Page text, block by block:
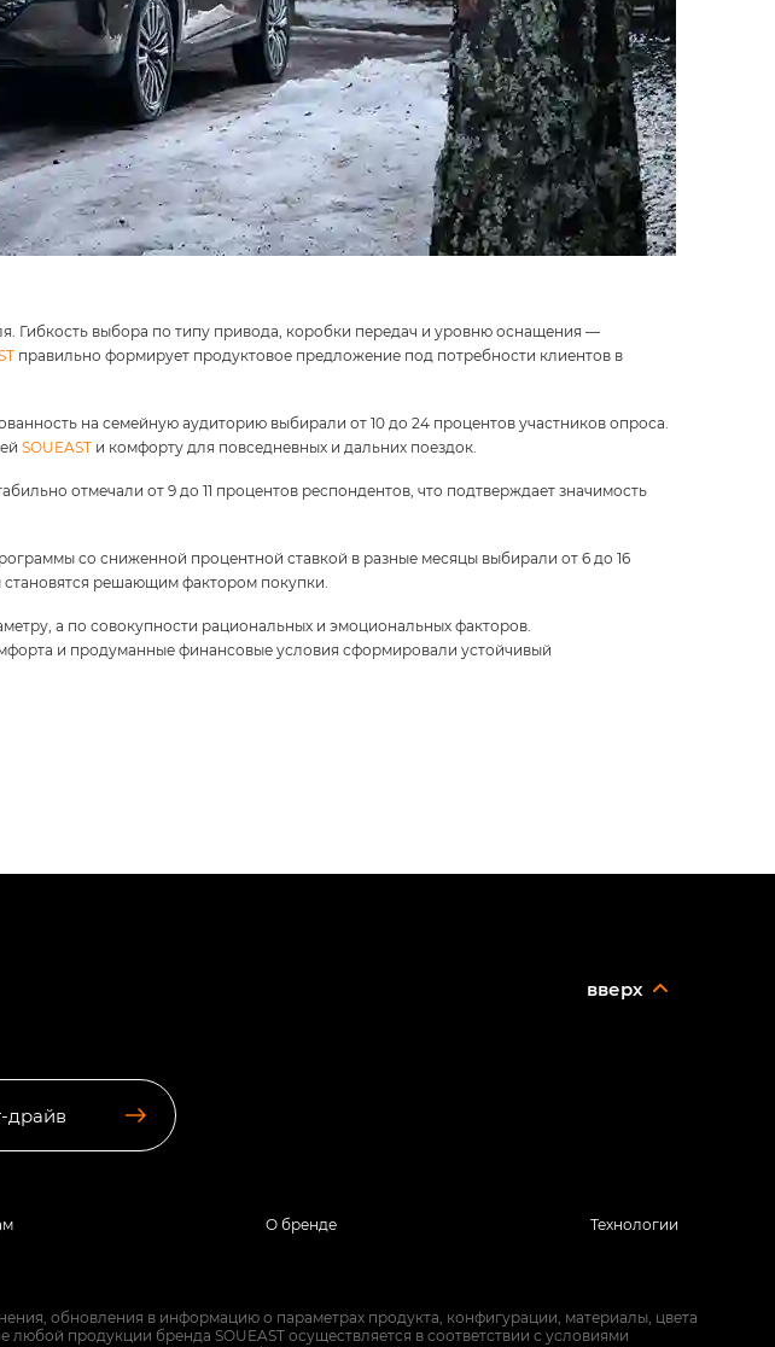
Гибкость выбора по типу привода, коробки передач и уровню оснащения —
правильно формирует продуктовое предложение под потребности клиентов в
на семейную аудиторию выбирали от 10 до 24 процентов участников опроса.
SOUEAST и комфорту для повседневных и дальних поездок.
отмечали от 9 до 11 процентов респондентов, что подтверждает значимость
со сниженной процентной ставкой в разные месяцы выбирали от 6 до 16
решающим фактором покупки.
а по совокупности рациональных и эмоциональных факторов.
и продуманные финансовые условия сформировали устойчивый
драйв
вверх
О бренде Технологии
обновления в информацию о параметрах продукта, конфигурации, материалы, цвета
продукции бренда SOUEAST осуществляется в соответствии с условиями